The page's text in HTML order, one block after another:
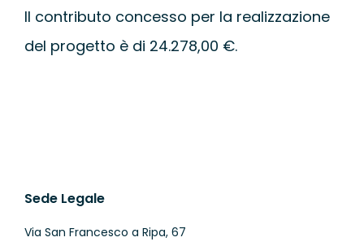
Il contributo concesso per la realizzazione
del progetto è di 24.278,00 €.
Sede Legale
Via San Francesco a Ripa, 67